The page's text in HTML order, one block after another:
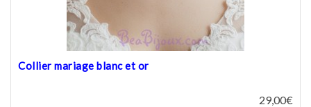
Collier mariage blanc et or
29,00€